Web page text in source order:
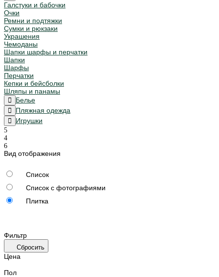
Галстуки и бабочки
Очки
Ремни и подтяжки
Сумки и рюкзаки
Украшения
Чемоданы
Шапки шарфы и перчатки
Шапки
Шарфы
Перчатки
Кепки и бейсболки
Шляпы и панамы
Белье
Пляжная одежда
Игрушки
Вид отображения
Список
Список с фотографиями
Плитка
Фильтр
Сбросить
Цена
Пол